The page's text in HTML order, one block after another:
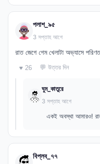
পলাশ_৯৫
3 সপ্তাহ আগে
রাত জেগে গেম খেলাটা অভ্যাসে
♥ 26 💬 উত্তর দিন
ঘুম_কাতুরে
3 সপ্তাহ আগে
একই অবস্থা আমারও!
বিপ্লব_৭৭